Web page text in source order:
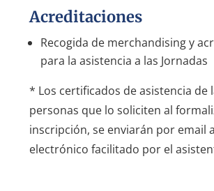
Acreditaciones
Recogida de merchandising y
para la asistencia a las Jornadas
* Los certificados de asistencia de
personas que lo soliciten al
inscripción, se enviarán por email
electrónico facilitado por el